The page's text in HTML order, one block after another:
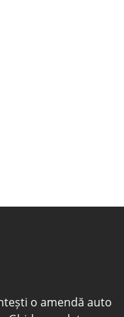
o amendă auto